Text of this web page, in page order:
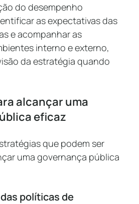
do desempenho
as expectativas das
e acompanhar as
interno e externo,
da estratégia quando
alcançar uma
eficaz
que podem ser
uma governança pública
políticas de